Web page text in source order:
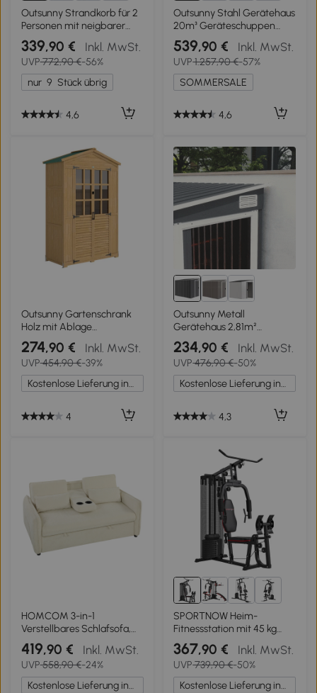
2+
Outsunny Strandkorb für 2
Personen mit neigbarer
Rücklehne Beige 118 x 79 x
160cm
339,90 € Inkl. MwSt.
UVP772,90 €-56%
nur 9 Stück übrig
4,6
1+
Outsunny Stahl Gerätehaus
20m³ Geräteschuppen
Gartenhaus
Fahrradschuppen Garten
Schuppen Braun 340 x 386
x 200 cm
539,90 € Inkl. MwSt.
UVP1.257,90 €-57%
SOMMERSALE
4,6
Outsunny Gartenschrank
Holz mit Ablage
Abschließbare Tür
Bodenplatte Asphalt-Dach
Belüftungspaneel
128x57,5x197cm
274,90 € Inkl. MwSt.
UVP454,90 €-39%
Kostenlose Lieferung innerhalb Deutschlands
4
Outsunny Metall
Gerätehaus 2,81m²
154x206,5x181 cm
Geräteschuppen mit
Pultdach Fundament
234,90 € Inkl. MwSt.
UVP476,90 €-50%
Kostenlose Lieferung innerhalb Deutschlands
4,3
HOMCOM 3-in-1
Verstellbares Schlafsofa,
Zweisitzer mit
Getränkehaltern,
verstellbarer Rückenlehne
und Seitentaschen, Beige
419,90 € Inkl. MwSt.
UVP558,90 €-24%
Kostenlose Lieferung innerhalb Deutschlands
SPORTNOW Heim-
Fitnessstation mit 45 kg
Gewichtsblöcken,
Hochseilzug, Bruststation,
Beinpresse für vielseitiges
Training
367,90 € Inkl. MwSt.
UVP739,90 €-50%
Kostenlose Lieferung innerhalb Deutschlands